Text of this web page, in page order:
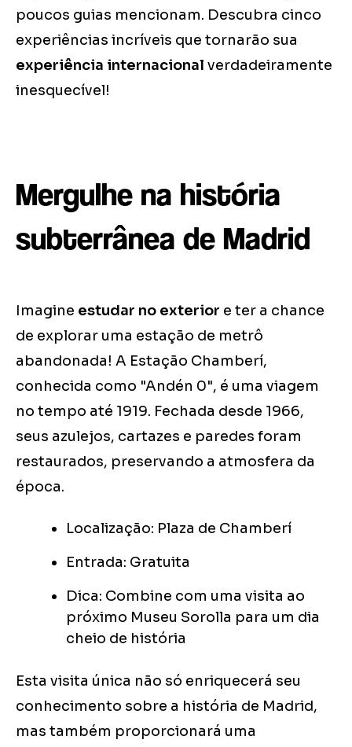
poucos guias mencionam. Descubra cinco
experiências incríveis que tornarão sua
experiência internacional verdadeiramente
inesquecível!
Mergulhe na história
subterrânea de Madrid
Imagine estudar no exterior e ter a chance
de explorar uma estação de metrô
abandonada! A Estação Chamberí,
conhecida como "Andén 0", é uma viagem
no tempo até 1919. Fechada desde 1966,
seus azulejos, cartazes e paredes foram
restaurados, preservando a atmosfera da
época.
Localização: Plaza de Chamberí
Entrada: Gratuita
Dica: Combine com uma visita ao
próximo Museu Sorolla para um dia
cheio de história
Esta visita única não só enriquecerá seu
conhecimento sobre a história de Madrid,
mas também proporcionará uma